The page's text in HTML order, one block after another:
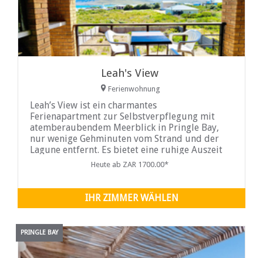
Leah's View
Ferienwohnung
Leah’s View ist ein charmantes
Ferienapartment zur Selbstverpflegung mit
atemberaubendem Meerblick in Pringle Bay,
nur wenige Gehminuten vom Strand und der
Lagune entfernt. Es bietet eine ruhige Auszeit
am Meer und wird vollständig mit
Heute ab ZAR 1700.00*
IHR ZIMMER WÄHLEN
PRINGLE BAY